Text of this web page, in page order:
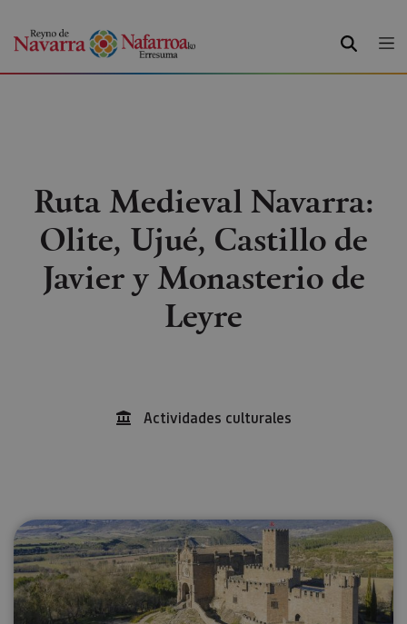
BUSCAR
Ruta Medieval Navarra:
Olite, Ujué, Castillo de
Javier y Monasterio de
Leyre
Actividades culturales